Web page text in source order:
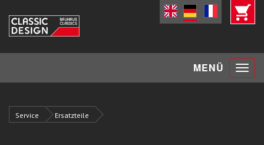
MENÜ Toggle
Service Ersatzteile